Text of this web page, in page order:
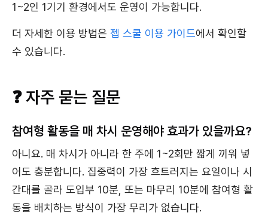
1~2인 1기기 환경에서도 운영이 가능합니다.
더 자세한 이용 방법은 젭 스쿨 이용 가이드에서 확인할
수 있습니다.
❓ 자주 묻는 질문
참여형 활동을 매 차시 운영해야 효과가 있을까요?
아니요. 매 차시가 아니라 한 주에 1~2회만 짧게 끼워 넣
어도 충분합니다. 집중력이 가장 흐트러지는 요일이나 시
간대를 골라 도입부 10분, 또는 마무리 10분에 참여형 활
동을 배치하는 방식이 가장 무리가 없습니다.